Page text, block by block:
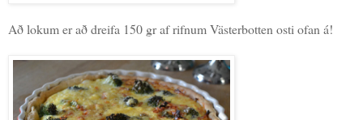
Að lokum er að dreifa 150 gr af rifnum Västerbotten osti ofan á!